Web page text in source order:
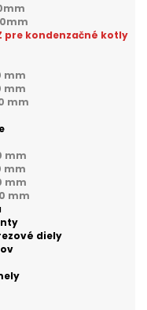
pre kondenzačné kotly
mm
mm
mm
mm
mm
mm
mm
diely